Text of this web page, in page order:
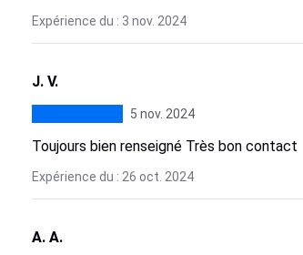
Expérience du : 3 nov. 2024
J. V.
5 nov. 2024
Toujours bien renseigné Très bon contact
Expérience du : 26 oct. 2024
A. A.